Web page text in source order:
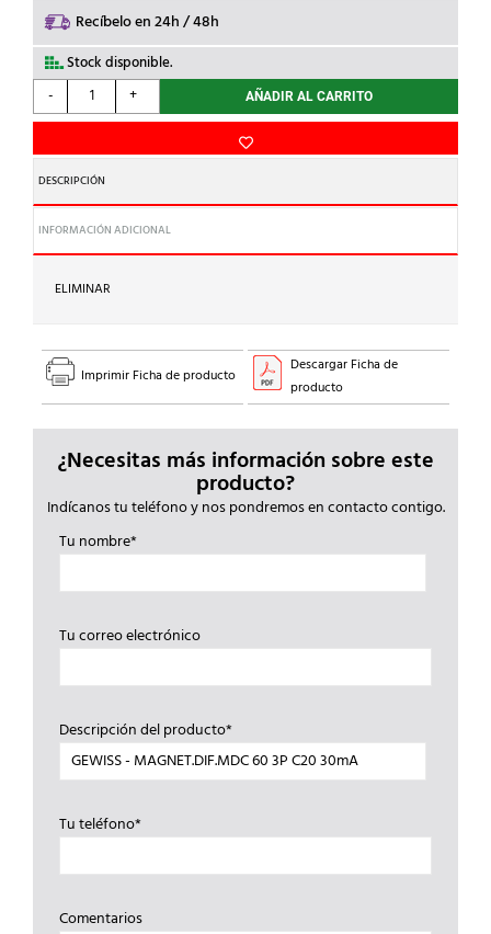
Recíbelo en 24h / 48h
Stock disponible.
-
GEWISS
-
60
3P
C20
30mA
cantidad
+ AÑADIR AL CARRITO
DESCRIPCIÓN
INFORMACIÓN ADICIONAL
ELIMINAR
Imprimir Ficha de producto
Descargar Ficha de
producto
¿Necesitas más información sobre este
producto?
Indícanos tu teléfono y nos pondremos en contacto contigo.
Tu nombre*
Tu correo electrónico
Descripción del producto*
Tu teléfono*
Comentarios